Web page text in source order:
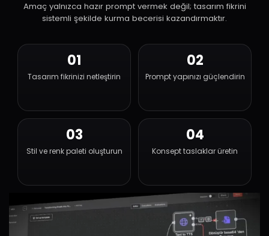
Amaç yalnızca hazır prompt vermek değil; tasarım fikrini
sistemli şekilde kurma becerisi kazandırmaktır.
01
Tasarım fikrinizi netleştirin
02
Prompt yapınızı güçlendirin
03
Stil ve renk paleti oluşturun
04
Konsept taslaklar üretin